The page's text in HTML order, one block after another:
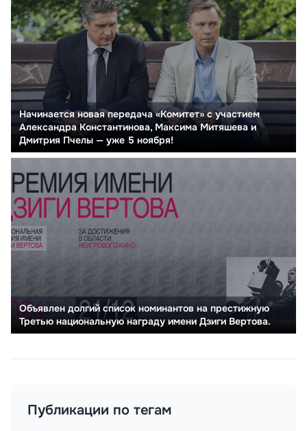
Начинается новая передача «Комитет» с участием
Александра Константинова, Максима Митяшева и
Дмитрия Пчелы — уже 5 ноября!
Объявлен долгий список номинантов на престижную
Третью национальную награду имени Дзиги Вертова.
Публикации по тегам